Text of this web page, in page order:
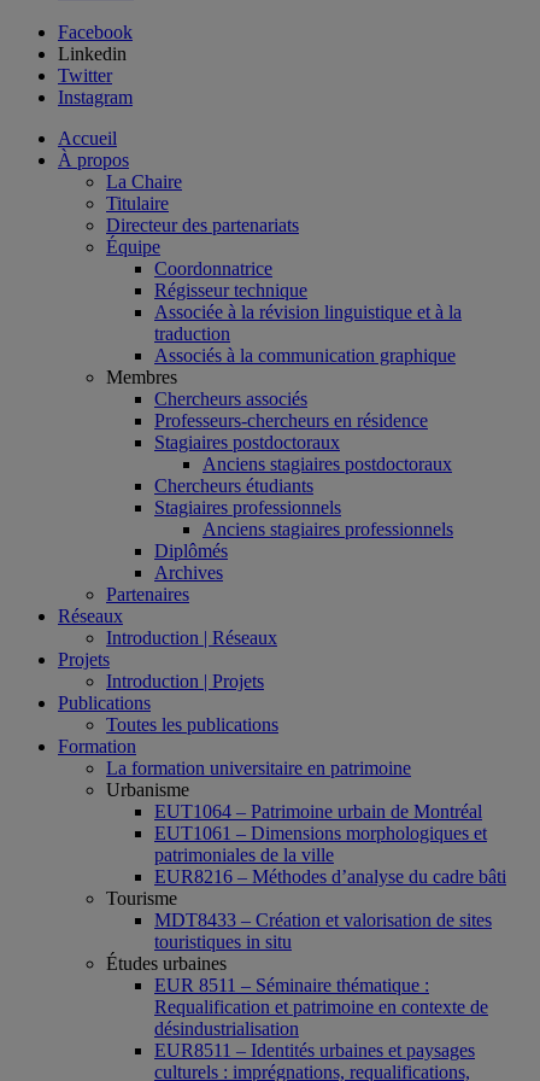
Facebook
Linkedin
Twitter
Instagram
Accueil
À propos
La Chaire
Titulaire
Directeur des partenariats
Équipe
Coordonnatrice
Régisseur technique
Associée à la révision linguistique et à la
traduction
Associés à la communication graphique
Membres
Chercheurs associés
Professeurs-chercheurs en résidence
Stagiaires postdoctoraux
Anciens stagiaires postdoctoraux
Chercheurs étudiants
Stagiaires professionnels
Anciens stagiaires professionnels
Diplômés
Archives
Partenaires
Réseaux
Introduction | Réseaux
Projets
Introduction | Projets
Publications
Toutes les publications
Formation
La formation universitaire en patrimoine
Urbanisme
EUT1064 – Patrimoine urbain de Montréal
EUT1061 – Dimensions morphologiques et
patrimoniales de la ville
EUR8216 – Méthodes d’analyse du cadre bâti
Tourisme
MDT8433 – Création et valorisation de sites
touristiques in situ
Études urbaines
EUR 8511 – Séminaire thématique :
Requalification et patrimoine en contexte de
désindustrialisation
EUR8511 – Identités urbaines et paysages
culturels : imprégnations, requalifications,